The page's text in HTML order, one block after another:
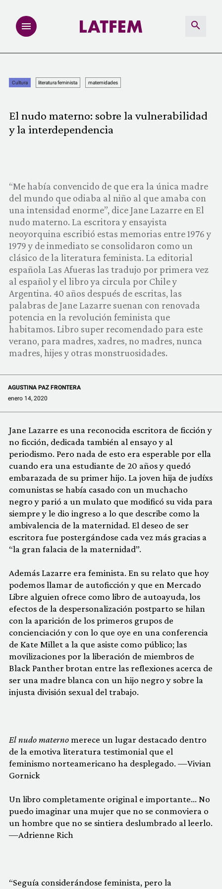
MULTIMEDIA
PRODUCTOS
COMUNIDAD
QUIÉNES SOMOS
Cultura literatura feminista maternidades
El nudo materno: sobre la vulnerabilidad
y la interdependencia
“Me había convencido de que era la única madre
del mundo que odiaba al niño al que amaba con
una intensidad enorme”, dice Jane Lazarre en El
nudo materno. La escritora y ensayista
neoyorquina escribió estas memorias entre 1976 y
1979 y de inmediato se consolidaron como un
clásico de la literatura feminista. La editorial
española Las Afueras las tradujo por primera vez
al español y el libro ya circula por Chile y
Argentina. 40 años después de escritas, las
palabras de Jane Lazarre suenan con renovada
potencia en la revolución feminista que
habitamos. Libro super recomendado para este
verano, para madres, xadres, no madres, nunca
madres, hijes y otras monstruosidades.
AGUSTINA PAZ FRONTERA
enero 14, 2020
Jane Lazarre es una reconocida escritora de ficción y
no ficción, dedicada también al ensayo y al
periodismo. Pero nada de esto era esperable por ella
cuando era una estudiante de 20 años y quedó
embarazada de su primer hijo. La joven hija de judíxs
comunistas se había casado con un muchacho
negro y parió a un mulato que modificó su vida para
siempre y le dio ingreso a lo que describe como la
ambivalencia de la maternidad. El deseo de ser
escritora fue postergándose cada vez más gracias a
“la gran falacia de la maternidad”.
Además Lazarre era feminista. En su relato que hoy
podemos llamar de autoficción y que en Mercado
Libre alguien ofrece como libro de autoayuda, los
efectos de la despersonalización postparto se hilan
con la aparición de los primeros grupos de
concienciación y con lo que oye en una conferencia
de Kate Millet a la que asiste como público; las
movilizaciones por la liberación de miembros de
Black Panther brotan entre las reflexiones acerca de
ser una madre blanca con un hijo negro y sobre la
injusta división sexual del trabajo.
El nudo maternomerece un lugar destacado dentro
de la emotiva literatura testimonial que el
feminismo norteamericano ha desplegado. —Vivian
Gornick
Un libro completamente original e importante… No
puedo imaginar una mujer que no se conmoviera o
un hombre que no se sintiera deslumbrado al leerlo.
—Adrienne Rich
“Seguía considerándose feminista, pero la